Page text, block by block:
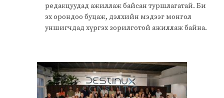
редакцуудад ажиллаж байсан туршлагатай. Би
эх орондоо буцаж, дэлхийн мэдээг монгол
уншигчдад хүргэх зорилготой ажиллаж байна.